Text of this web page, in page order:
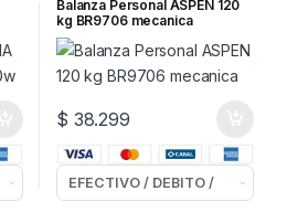
Balanza Personal ASPEN 120
kg BR9706 mecanica
$ 38.299